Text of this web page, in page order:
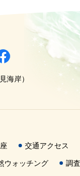
海岸）
交通アクセス
ウォッチング 調